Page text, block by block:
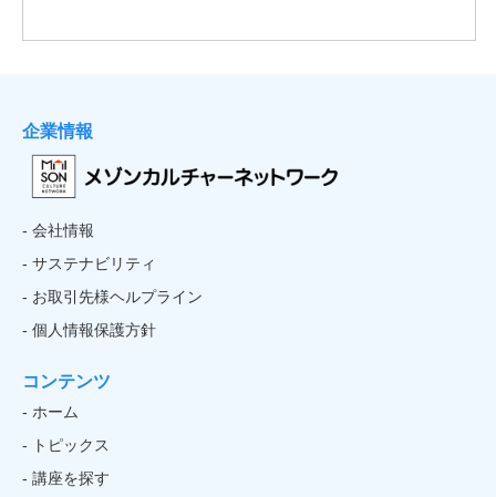
企業情報
- 会社情報
- サステナビリティ
- お取引先様ヘルプライン
- 個人情報保護方針
コンテンツ
- ホーム
- トピックス
- 講座を探す